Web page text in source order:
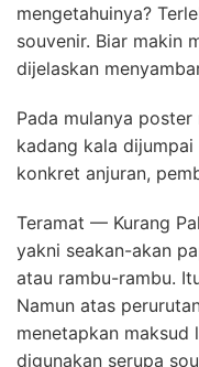
mengetahuinya?
souvenir. Biar makin
dijelaskan
Pada mulanya
kadang kala
konkret anjuran,
Teramat — Kurang
yakni seakan-akan
atau rambu-rambu.
Namun atas
menetapkan maksud
digunakan serupa